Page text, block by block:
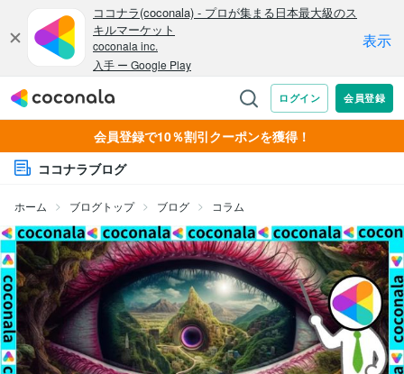
会員登録で10％割引クーポンを獲得！
ココナラブログ
ホーム ブログトップ ブログ コラム